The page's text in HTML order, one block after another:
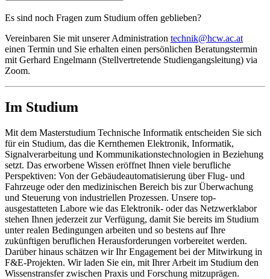
Es sind noch Fragen zum Studium offen geblieben?
Vereinbaren Sie mit unserer Administration technik@hcw.ac.at
einen Termin und Sie erhalten einen persönlichen Beratungstermin
mit Gerhard Engelmann (Stellvertretende Studiengangsleitung) via
Zoom.
Im Studium
Mit dem Masterstudium Technische Informatik entscheiden Sie sich
für ein Studium, das die Kernthemen Elektronik, Informatik,
Signalverarbeitung und Kommunikationstechnologien in Beziehung
setzt. Das erworbene Wissen eröffnet Ihnen viele berufliche
Perspektiven: Von der Gebäudeautomatisierung über Flug- und
Fahrzeuge oder den medizinischen Bereich bis zur Überwachung
und Steuerung von industriellen Prozessen. Unsere top-
ausgestatteten Labore wie das Elektronik- oder das Netzwerklabor
stehen Ihnen jederzeit zur Verfügung, damit Sie bereits im Studium
unter realen Bedingungen arbeiten und so bestens auf Ihre
zukünftigen beruflichen Herausforderungen vorbereitet werden.
Darüber hinaus schätzen wir Ihr Engagement bei der Mitwirkung in
F&E-Projekten. Wir laden Sie ein, mit Ihrer Arbeit im Studium den
Wissenstransfer zwischen Praxis und Forschung mitzuprägen.